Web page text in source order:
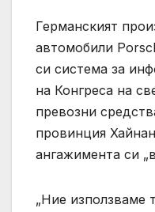
Германският
автомобили
си система за
на Конгреса на
превозни
провинция
ангажимента си
„Ние използваме